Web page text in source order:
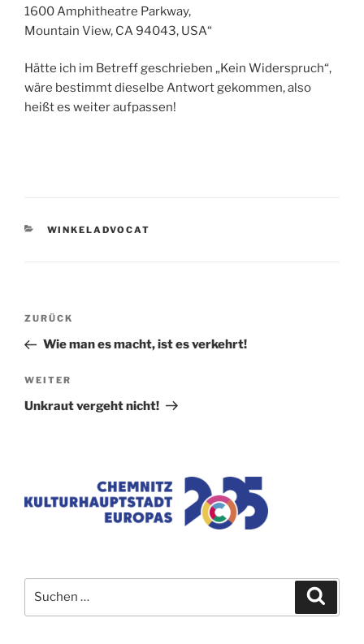
1600 Amphitheatre Parkway,
Mountain View, CA 94043, USA“
Hätte ich im Betreff geschrieben „Kein Widerspruch“,
wäre bestimmt dieselbe Antwort gekommen, also
heißt es weiter aufpassen!
KATEGORIEN
WINKELADVOCAT
Beitragsnavigation
Vorheriger
Beitrag
ZURÜCK
Wie man es macht, ist es verkehrt!
Nächster
Beitrag
WEITER
Unkraut vergeht nicht!
nach: